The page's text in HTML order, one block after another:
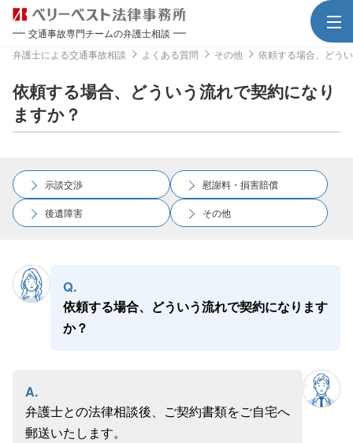
交通事故専門チームの弁護士相談
弁護士による交通事故相談
よくある質問 その他 依頼する場合、どう
依頼する場合、どういう流れで契約になり
ますか？
示談交渉 慰謝料・損害賠償
後遺障害 その他
Q.
依頼する場合、どういう流れで契約になります
か？
A.
弁護士との法律相談後、ご契約書類をご自宅へ
郵送いたします。